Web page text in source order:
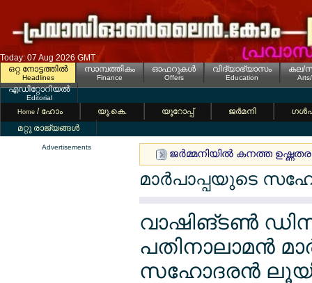
Today: 07 Aug 2026 GMT
ഒറ്റ നോട്ടത്തില്‍
Headlines
സാമ്പത്തികം
Finance
ഓഫറുകള്‍
Offers
വിദ്യാഭ്യാസം
Education
കല/
എഡിറ്റോറിയല്‍
Editorial
Home / ഹോം യൂ.കെ. യൂറോപ്പ് ജര്‍മനി
മറ്റു രാജ്യങ്ങള്‍
Advertisements
ജര്‍മ്മനിയില്‍ കനത്ത
മാര്‍പാപ്പയുടെ
വാഷിങ്ടണ്‍
പതിനാലാമന്‍
സഹോദരന്‍